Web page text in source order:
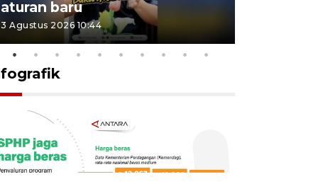
aturan baru
3 Agustus 2026 10:44